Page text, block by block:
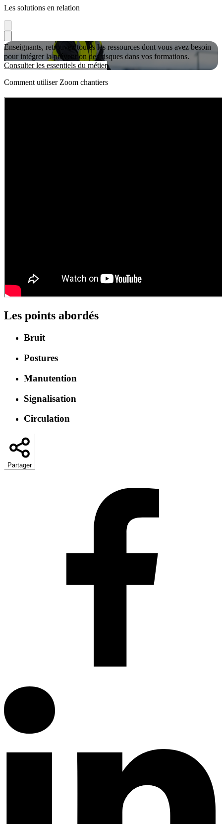
Les solutions en relation
Enseignants, retrouvez toutes les ressources dont vous avez besoin
pour intégrer la prévention des risques dans vos formations.
Consulter les essentiels du métier
Comment utiliser Zoom chantiers
Les points abordés
Bruit
Postures
Manutention
Signalisation
Circulation
Partager